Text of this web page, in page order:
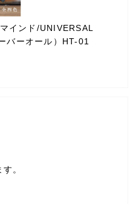
インド/UNIVERSAL
バーオール）HT-01
。